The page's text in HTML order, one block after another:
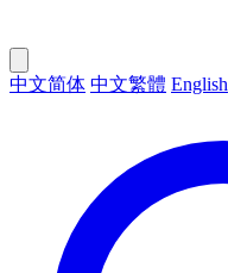
中文简体 中文繁體 English